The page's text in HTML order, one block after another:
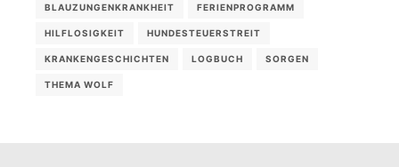
BLAUZUNGENKRANKHEIT FERIENPROGRAMM
HILFLOSIGKEIT HUNDESTEUERSTREIT
KRANKENGESCHICHTEN LOGBUCH SORGEN
THEMA WOLF